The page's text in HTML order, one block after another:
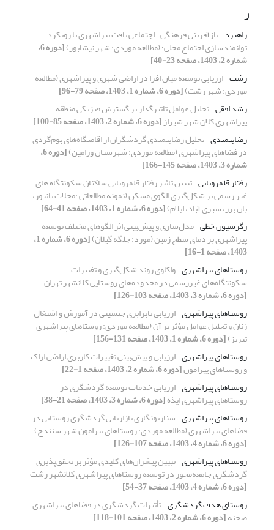
ر
راهبرد بازآفرینی فرهنگی- اجتماعی بافت پیراشهری با رویکرد
توانمندسازی اجتماع محلی؛ (مطالعه موردی: شهر نیشابور) [دوره 6،
شماره 2، 1403، صفحه 23-40]
رشت ارزیابی توسعه میان افزا در اراضی شهری و پیراشهری (مطالعه
موردی: شهر رشت)[دوره 6، شماره 1، 1403، صفحه 79-96]
رشد افقی تحلیل عوامل تاثیرگذار بر گسترش فیزیکی منطقه
پیراشهری کلان شهر شیراز[دوره 6، شماره 2، 1403، صفحه 85-100]
رضایتمندی تحلیل رضایتمندی گردشگران از اقامتگاه‌های بوم‌گردی
در فضاهای پیراشهری (مطالعه موردی: شهرستان ورامین) [دوره 6،
شماره 3، 1403، صفحه 145-166]
رفتار قلمروپایی تبیین تاثیر رفتار قلمروپایی ساکنان سکونتگاه های
غیر رسمی بر شکل‌گیری الگوی مسکن (نمونه مطالعاتی :محلات بانبور،
بان برز، سبزی آباد، ایلام)[دوره 6، شماره 1، 1403، صفحه 41-64]
رگرسیون خطی مدل‌سازی و پیش‌بینی اثر الگوهای مختلف توسعه
پیراشهری بر دمای سطح زمین (مورد: جلگه گیلان) [دوره 6، شماره 1،
1403، صفحه 1-16]
روستاهای پیرا‌شهری واکاوی روند شکل‌گیری و تغییرات
سکونتگاه‌های غیررسمی در محدوده‌های روستایی کلانشهر تهران
[دوره 6، شماره 3، 1403، صفحه 103-126]
روستاهای پیراشهری ارزیابی نابرابری جنسیتی در آموزش و اشتغال
زنان و تحلیل عوامل مؤثر بر آن (مطالعه موردی: روستاهای پیراشهری
تبریز)[دوره 6، شماره 1، 1403، صفحه 131-156]
روستاهای پیراشهری ارزیابی و پیش‌بینی تغییرات کاربری اراضی اراک
و روستاهای پیرامون[دوره 6، شماره 2، 1403، صفحه 1-22]
روستاهای پیراشهری ارزیابی خدمات توسعه گردشگری در
روستاهای پیراشهری ایذه[دوره 6، شماره 3، 1403، صفحه 21-38]
روستاهای پیراشهری سناریونگاری بازاریابی گردشگری روستایی در
فضاهای پیراشهری (مطالعه موردی: روستاهای پیرامون شهر سنندج)
[دوره 6، شماره 4، 1403، صفحه 107-126]
روستاهای پیراشهری تبیین پیشران‌های کلیدی مؤثر بر تحقق‌پذیری
گردشگری جامعه‌محور در توسعه روستاهای پیراشهری کلانشهر رشت
[دوره 6، شماره 4، 1403، صفحه 37-54]
روستای هدف گردشگری تأثیرات گردشگری در فضاهای پیراشهری
صحنه[دوره 6، شماره 2، 1403، صفحه 101-118]